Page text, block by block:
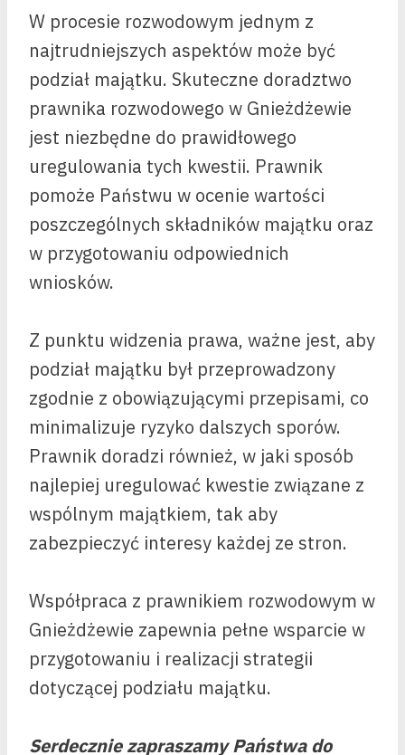
W procesie rozwodowym jednym z
najtrudniejszych aspektów może być
podział majątku. Skuteczne doradztwo
prawnika rozwodowego w Gnieżdżewie
jest niezbędne do prawidłowego
uregulowania tych kwestii. Prawnik
pomoże Państwu w ocenie wartości
poszczególnych składników majątku oraz
w przygotowaniu odpowiednich
wniosków.
Z punktu widzenia prawa, ważne jest, aby
podział majątku był przeprowadzony
zgodnie z obowiązującymi przepisami, co
minimalizuje ryzyko dalszych sporów.
Prawnik doradzi również, w jaki sposób
najlepiej uregulować kwestie związane z
wspólnym majątkiem, tak aby
zabezpieczyć interesy każdej ze stron.
Współpraca z prawnikiem rozwodowym w
Gnieżdżewie zapewnia pełne wsparcie w
przygotowaniu i realizacji strategii
dotyczącej podziału majątku.
Serdecznie zapraszamy Państwa do